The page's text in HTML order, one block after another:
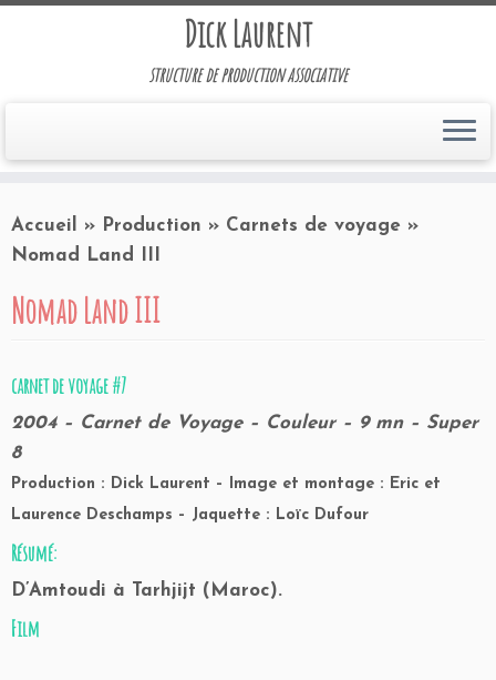
Dick Laurent
structure de production associative
Accueil » Production » Carnets de voyage »
Nomad Land III
Nomad Land III
carnet de voyage #7
2004 – Carnet de Voyage – Couleur – 9 mn – Super
8
Production : Dick Laurent – Image et montage : Eric et
Laurence Deschamps – Jaquette : Loïc Dufour
Résumé:
D’Amtoudi à Tarhjijt (Maroc).
Film